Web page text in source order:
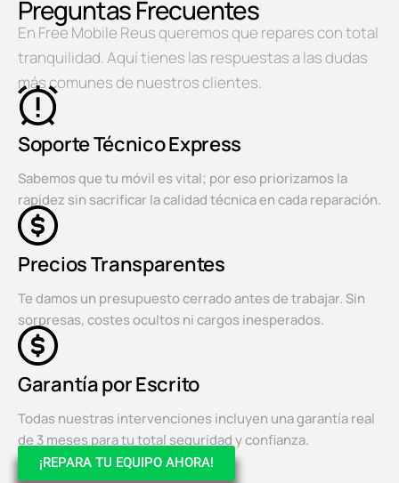
Preguntas Frecuentes
En Free Mobile Reus queremos que repares con total
tranquilidad. Aquí tienes las respuestas a las dudas
más comunes de nuestros clientes.
Soporte Técnico Express
Sabemos que tu móvil es vital; por eso priorizamos la
rapidez sin sacrificar la calidad técnica en cada reparación.
Precios Transparentes
Te damos un presupuesto cerrado antes de trabajar. Sin
sorpresas, costes ocultos ni cargos inesperados.
Garantía por Escrito
Todas nuestras intervenciones incluyen una garantía real
de 3 meses para tu total seguridad y confianza.
¡REPARA TU EQUIPO AHORA!